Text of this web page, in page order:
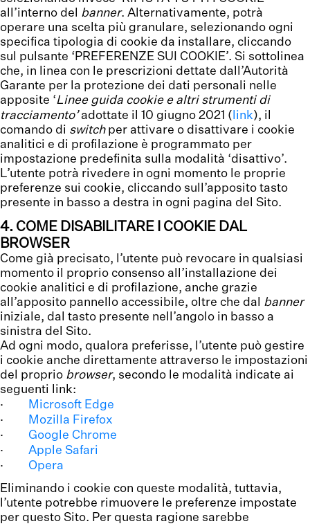
all’interno del banner. Alternativamente, potrà
operare una scelta più granulare, selezionando ogni
specifica tipologia di cookie da installare, cliccando
sul pulsante ‘PREFERENZE SUI COOKIE’. Si sottolinea
che, in linea con le prescrizioni dettate dall’Autorità
Garante per la protezione dei dati personali nelle
apposite ‘Linee guida cookie e altri strumenti di
tracciamento’adottate il 10 giugno 2021 ( link), il
comando di switchper attivare o disattivare i cookie
analitici e di profilazione è programmato per
impostazione predefinita sulla modalità ‘disattivo’.
L’utente potrà rivedere in ogni momento le proprie
preferenze sui cookie, cliccando sull’apposito tasto
presente in basso a destra in ogni pagina del Sito.
4. COME DISABILITARE I COOKIE DAL
BROWSER
Come già precisato, l’utente può revocare in qualsiasi
momento il proprio consenso all’installazione dei
cookie analitici e di profilazione, anche grazie
all’apposito pannello accessibile, oltre che dal banner
iniziale, dal tasto presente nell’angolo in basso a
sinistra del Sito.
Ad ogni modo, qualora preferisse, l’utente può gestire
i cookie anche direttamente attraverso le impostazioni
del proprio browser, secondo le modalità indicate ai
seguenti link:
·
Microsoft Edge
·
Mozilla Firefox
· Google Chrome
· Apple Safari
· Opera
Eliminando i cookie con queste modalità, tuttavia,
l’utente potrebbe rimuovere le preferenze impostate
per questo Sito. Per questa ragione sarebbe